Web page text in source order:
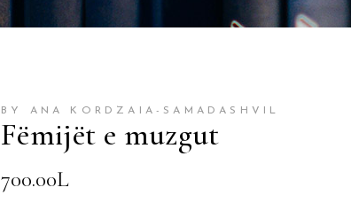
BY ANA KORDZAIA-SAMADASHVIL
Fëmijët e muzgut
700.00L